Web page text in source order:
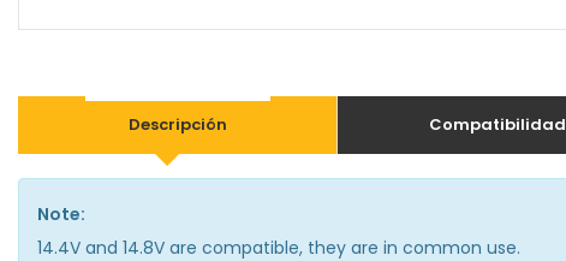
Descripción Compatibilidad
Note:
14.4V and 14.8V are compatible, they are in common use.